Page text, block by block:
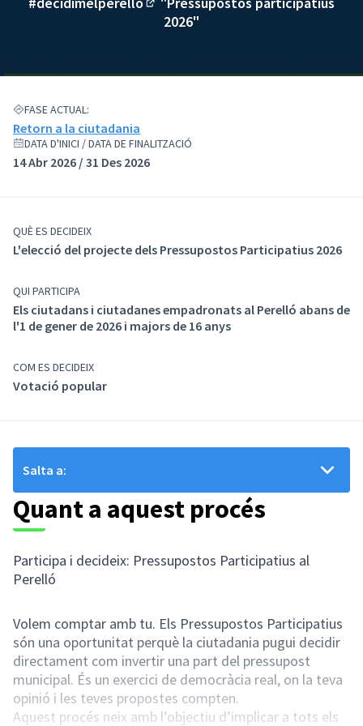
(Enllaç extern)
2026"
FASE ACTUAL:
Retorn a la ciutadania
DATA D'INICI / DATA DE FINALITZACIÓ
14 Abr 2026 / 31 Des 2026
QUÈ ES DECIDEIX
L'elecció del projecte dels Pressupostos Participatius 2026
QUI PARTICIPA
Els ciutadans i ciutadanes empadronats al Perelló abans de
l'1 de gener de 2026 i majors de 16 anys
COM ES DECIDEIX
Votació popular
Quant a aquest procés
Participa i decideix: Pressupostos Participatius al
Perelló
Volem comptar amb tu. Els Pressupostos Participatius
són una oportunitat perquè la ciutadania pugui decidir
directament com invertir una part del pressupost
municipal. És un exercici de democràcia real, on la teva
opinió i les teves propostes compten.
Aquest procés neix amb l’objectiu d’implicar a tots els
Salta a: